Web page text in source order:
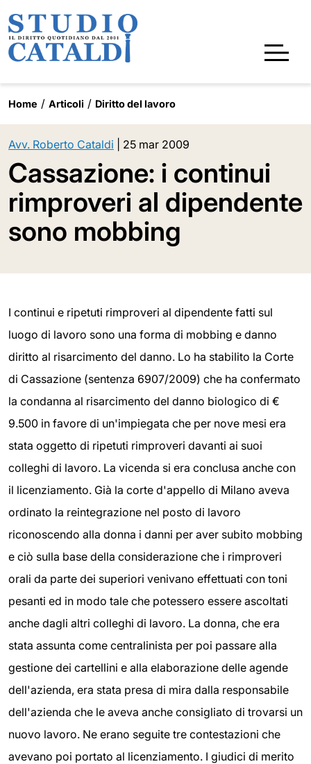
Home Articoli Diritto del lavoro
Avv. Roberto Cataldi 25 mar 2009
Cassazione: i continui
rimproveri al dipendente
sono mobbing
I continui e ripetuti rimproveri al dipendente fatti sul
luogo di lavoro sono una forma di mobbing e danno
diritto al risarcimento del danno. Lo ha stabilito la Corte
di Cassazione (sentenza 6907/2009) che ha confermato
la condanna al risarcimento del danno biologico di €
9.500 in favore di un'impiegata che per nove mesi era
stata oggetto di ripetuti rimproveri davanti ai suoi
colleghi di lavoro. La vicenda si era conclusa anche con
il licenziamento. Già la corte d'appello di Milano aveva
ordinato la reintegrazione nel posto di lavoro
riconoscendo alla donna i danni per aver subito mobbing
e ciò sulla base della considerazione che i rimproveri
orali da parte dei superiori venivano effettuati con toni
pesanti ed in modo tale che potessero essere ascoltati
anche dagli altri colleghi di lavoro. La donna, che era
stata assunta come centralinista per poi passare alla
gestione dei cartellini e alla elaborazione delle agende
dell'azienda, era stata presa di mira dalla responsabile
dell'azienda che le aveva anche consigliato di trovarsi un
nuovo lavoro. Ne erano seguite tre contestazioni che
avevano poi portato al licenziamento. I giudici di merito